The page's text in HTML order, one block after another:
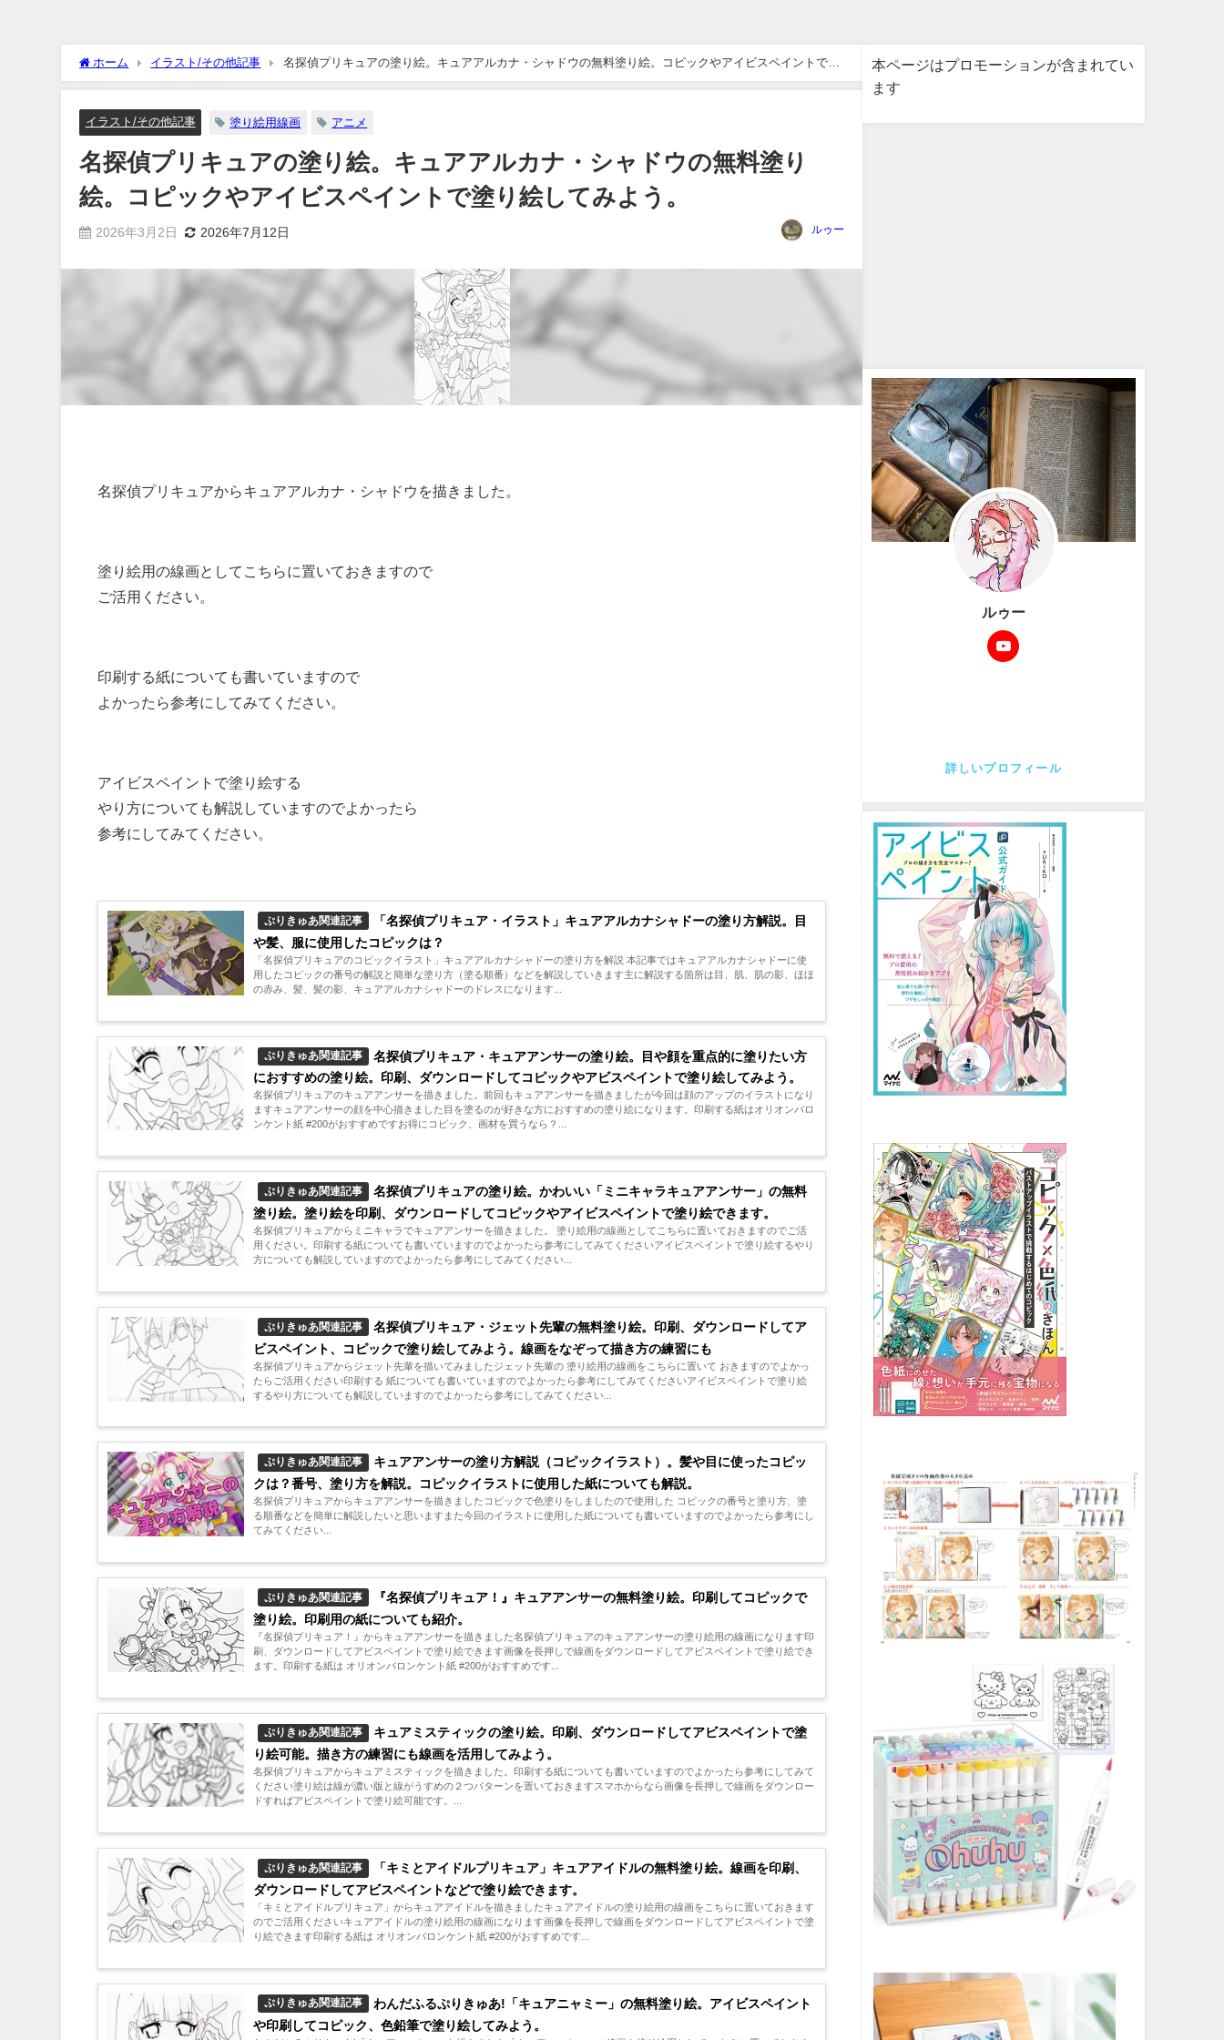
ホーム イラスト/その他記事
名探偵プリキュアの塗り絵。キュアアルカナ・シャドウの無料塗り絵。コピックやアイビスペイントで塗
り絵してみよう。
イラスト/その他記事 塗り絵用線画 アニメ
名探偵プリキュアの塗り絵。キュアアルカナ・シャドウの無料塗り
絵。コピックやアイビスペイントで塗り絵してみよう。
2026年3月2日 2026年7月12日 ルゥー
名探偵プリキュアからキュアアルカナ・シャドウを描きました。
塗り絵用の線画としてこちらに置いておきますので
ご活用ください。
印刷する紙についても書いていますので
よかったら参考にしてみてください。
アイビスペイントで塗り絵する
やり方についても解説していますのでよかったら
参考にしてみてください。
ぷりきゅあ関連記事
「名探偵プリキュア・イラスト」キュアアルカナシャドーの塗り方解説。目
や髪、服に使用したコピックは？
「名探偵プリキュアのコピックイラスト」キュアアルカナシャドーの塗り方を解説 本記事ではキュアアルカナシャドーに使
用したコピックの番号の解説と簡単な塗り方（塗る順番）などを解説していきます主に解説する箇所は目、肌、肌の影、ほほ
の赤み、髪、髪の影、キュアアルカナシャドーのドレスになります...
ぷりきゅあ関連記事
名探偵プリキュア・キュアアンサーの塗り絵。目や顔を重点的に塗りたい方
におすすめの塗り絵。印刷、ダウンロードしてコピックやアビスペイントで塗り絵してみよう。
名探偵プリキュアのキュアアンサーを描きました。前回もキュアアンサーを描きましたが今回は顔のアップのイラストになり
ますキュアアンサーの顔を中心描きました目を塗るのが好きな方におすすめの塗り絵になります。印刷する紙はオリオンバロ
ンケント紙 #200がおすすめですお得にコピック、画材を買うなら？...
ぷりきゅあ関連記事
名探偵プリキュアの塗り絵。かわいい「ミニキャラキュアアンサー」の無料
塗り絵。塗り絵を印刷、ダウンロードしてコピックやアイビスペイントで塗り絵できます。
名探偵プリキュアからミニキャラでキュアアンサーを描きました。 塗り絵用の線画としてこちらに置いておきますのでご活
用ください。印刷する紙についても書いていますのでよかったら参考にしてみてくださいアイビスペイントで塗り絵するやり
方についても解説していますのでよかったら参考にしてみてください...
ぷりきゅあ関連記事
名探偵プリキュア・ジェット先輩の無料塗り絵。印刷、ダウンロードしてア
ビスペイント、コピックで塗り絵してみよう。線画をなぞって描き方の練習にも
名探偵プリキュアからジェット先輩を描いてみましたジェット先輩の 塗り絵用の線画をこちらに置いて おきますのでよかっ
たらご活用ください印刷する 紙についても書いていますのでよかったら参考にしてみてくださいアイビスペイントで塗り絵
するやり方についても解説していますのでよかったら参考にしてみてください...
ぷりきゅあ関連記事
キュアアンサーの塗り方解説（コピックイラスト）。髪や目に使ったコピッ
クは？番号、塗り方を解説。コピックイラストに使用した紙についても解説。
名探偵プリキュアからキュアアンサーを描きましたコピックで色塗りをしましたので使用した コピックの番号と塗り方、塗
る順番などを簡単に解説したいと思いますまた今回のイラストに使用した紙についても書いていますのでよかったら参考にし
てみてください...
ぷりきゅあ関連記事
『名探偵プリキュア！』キュアアンサーの無料塗り絵。印刷してコピックで
塗り絵。印刷用の紙についても紹介。
『名探偵プリキュア！』からキュアアンサーを描きました名探偵プリキュアのキュアアンサーの塗り絵用の線画になります印
刷、ダウンロードしてアビスペイントで塗り絵できます画像を長押しで線画をダウンロードしてアビスペイントで塗り絵でき
ます。印刷する紙は オリオンバロンケント紙 #200がおすすめです...
ぷりきゅあ関連記事
キュアミスティックの塗り絵。印刷、ダウンロードしてアビスペイントで塗
り絵可能。描き方の練習にも線画を活用してみよう。
名探偵プリキュアからキュアミスティックを描きました。印刷する紙についても書いていますのでよかったら参考にしてみて
ください塗り絵は線が濃い版と線がうすめの２つパターンを置いておきますスマホからなら画像を長押しで線画をダウンロー
ドすればアビスペイントで塗り絵可能です。...
ぷりきゅあ関連記事
「キミとアイドルプリキュア」キュアアイドルの無料塗り絵。線画を印刷、
ダウンロードしてアビスペイントなどで塗り絵できます。
「キミとアイドルプリキュア」からキュアアイドルを描きましたキュアアイドルの塗り絵用の線画をこちらに置いておきます
のでご活用くださいキュアアイドルの塗り絵用の線画になります画像を長押しで線画をダウンロードしてアビスペイントで塗
り絵できます印刷する紙は オリオンバロンケント紙 #200がおすすめです...
ぷりきゅあ関連記事
わんだふるぷりきゅあ!「キュアニャミー」の無料塗り絵。アイビスペイント
や印刷してコピック、色鉛筆で塗り絵してみよう。
本ページはプロモーションが含まれてい
ます
ルゥー
詳しいプロフィール